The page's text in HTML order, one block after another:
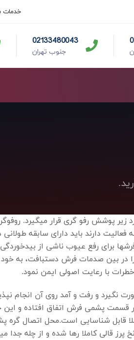
02133480043
جنوب تهران
زیر پوشش رفو گری قرار میگیرد.
دارند باید دارای سابقه
برای رفع عیوب ناشی از
در بین صدمات فرش دستبافت، به
با رعایت اصولی ایمن نمود.
نگیرد و رفت و آمد روی آن انجام
قسمت پشمی فرش اتفاق افتاده و این
قابل شناسایی است.محل اتصال گره
قالی کاملا رها شده و از چله جدا